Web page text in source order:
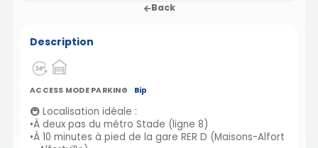
Back
Description
ACCESS MODE PARKING Bip
🚇 Localisation idéale :
•À deux pas du métro Stade (ligne 8)
•À 10 minutes à pied de la gare RER D (Maisons-Alfort